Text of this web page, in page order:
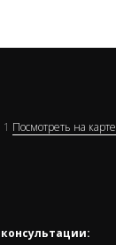
Посмотреть на карте